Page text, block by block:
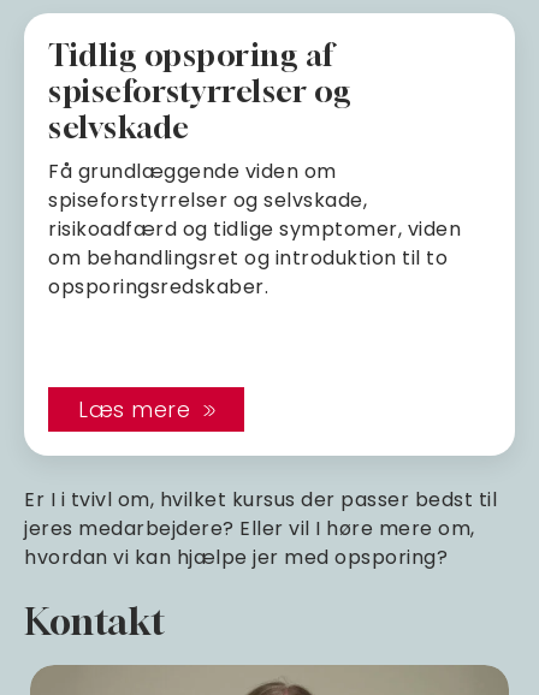
Tidlig opsporing af
spiseforstyrrelser og
selvskade
Få grundlæggende viden om
spiseforstyrrelser og selvskade,
risikoadfærd og tidlige symptomer, viden
om behandlingsret og introduktion til to
opsporingsredskaber.
Læs mere
Er I i tvivl om, hvilket kursus der passer bedst til
jeres medarbejdere? Eller vil I høre mere om,
hvordan vi kan hjælpe jer med opsporing?
Kontakt